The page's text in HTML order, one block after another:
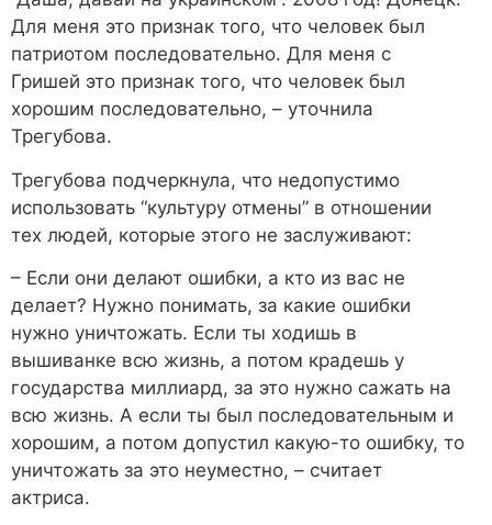
Для меня это признак того, что человек был
патриотом последовательно. Для меня с
Гришей это признак того, что человек был
хорошим последовательно, – уточнила
Трегубова.
Трегубова подчеркнула, что недопустимо
использовать “культуру отмены” в отношении
тех людей, которые этого не заслуживают:
– Если они делают ошибки, а кто из вас не
делает? Нужно понимать, за какие ошибки
нужно уничтожать. Если ты ходишь в
вышиванке всю жизнь, а потом крадешь у
государства миллиард, за это нужно сажать на
всю жизнь. А если ты был последовательным и
хорошим, а потом допустил какую-то ошибку, то
уничтожать за это неуместно, – считает
актриса.